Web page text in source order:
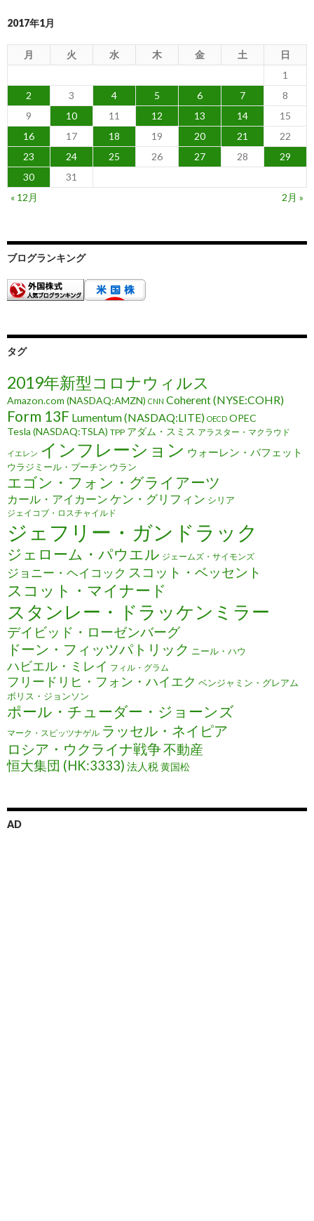
2017年1月
月 火 水 木 金 土
日
1
2
3 4 5 6 7
8
9
10 11 12 13 14
15
16
17 18 19 20 21
22
23
24 25 26 27 28
29
30
31
« 12月
2月 »
ブログランキング
タグ
2019年新型コロナウィルス
Amazon.com (NASDAQ:AMZN) CNN Coherent (NYSE:COHR)
Form 13F Lumentum (NASDAQ:LITE) OECD OPEC
Tesla (NASDAQ:TSLA) TPP アダム・スミス アラスター・マクラウド
イエレン インフレーション ウォーレン・バフェット
ウラジミール・プーチン ウラン
エゴン・フォン・グライアーツ
カール・アイカーン ケン・グリフィン シリア
ジェイコブ・ロスチャイルド
ジェフリー・ガンドラック
ジェローム・パウエル ジェームズ・サイモンズ
ジョニー・ヘイコック スコット・ベッセント
スコット・マイナード
スタンレー・ドラッケンミラー
デイビッド・ローゼンバーグ
ドーン・フィッツパトリック ニール・ハウ
ハビエル・ミレイ フィル・グラム
フリードリヒ・フォン・ハイエク ベンジャミン・グレアム
ボリス・ジョンソン
ポール・チューダー・ジョーンズ
マーク・スピッツナゲル ラッセル・ネイピア
ロシア・ウクライナ戦争不動産
恒大集団 (HK:3333) 法人税黄国松
AD